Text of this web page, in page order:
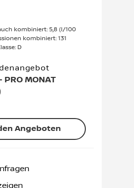
kombiniert: 5,8 (l/100
kombiniert: 131
D
PRO MONAT
Angeboten